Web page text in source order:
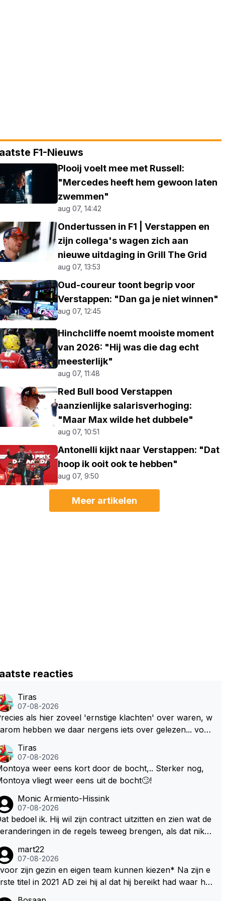
F1-Nieuws
Plooij voelt mee met Russell:
"Mercedes heeft hem gewoon laten
zwemmen"
aug 07, 14:42
Ondertussen in F1 | Verstappen en
zijn collega's wagen zich aan
nieuwe uitdaging in Grill The Grid
aug 07, 13:53
Oud-coureur toont begrip voor
Verstappen: "Dan ga je niet winnen"
aug 07, 12:45
Hinchcliffe noemt mooiste moment
van 2026: "Hij was die dag echt
meesterlijk"
aug 07, 11:48
Red Bull bood Verstappen
aanzienlijke salarisverhoging:
"Maar Max wilde het dubbele"
aug 07, 10:51
Antonelli kijkt naar Verstappen: "Dat
hoop ik ooit ook te hebben"
aug 07, 9:50
Meer artikelen
reacties
Tiras
07-08-2026
als hier zoveel 'ernstige klachten' over waren, w
hebben we daar nergens iets over gelezen... voor
Tiras
07-08-2026
weer eens kort door de bocht,.. Sterker nog,
vliegt weer eens uit de bocht🙄!
Monic Armiento-Hissink
07-08-2026
bedoel ik. Hij wil zijn contract uitzitten en zien wat de
in de regels teweeg brengen, als dat niks
kiezen en zijn gezin. hij kan dan zelf bepalen aan welk
races hij mee wil doen en is ook vaker thuis. Hij zit dan
niet meer vast aan een contract, wat wel het geval i
mart22
07-08-2026
zijn gezin en eigen team kunnen kiezen* Na zijn e
titel in 2021 AD zei hij al dat hij bereikt had waar hij